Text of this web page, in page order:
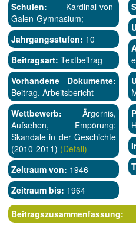
Schulen: Kardinal-von-
Galen-Gymnasium;
Jahrgangsstufen: 10
Beitragsart: Textbeitrag
Vorhandene Dokumente:
Beitrag, Arbeitsbericht
Wettbewerb: Ärgernis,
Aufsehen, Empörung:
Skandale in der Geschichte
(2010-2011) (Detail)
Zeitraum von: 1946
Zeitraum bis: 1964
Beitragszusammenfassung: